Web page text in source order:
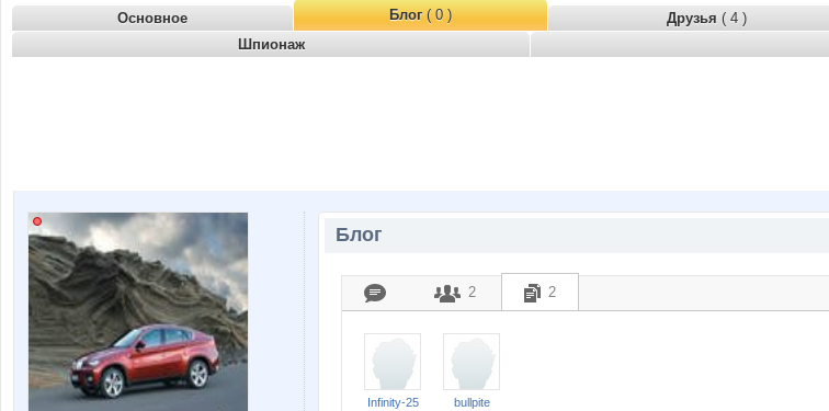
Основное Блог( 0 ) Друзья ( 4 )
Шпионаж
Блог
2 2
Infinity-25 bullpite